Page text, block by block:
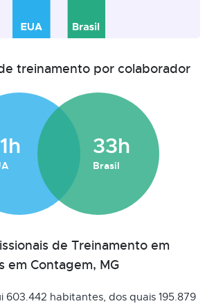
treinamento por colaborador
33h
Brasil
de Treinamento em
em Contagem, MG
603.442 habitantes, dos quais 195.879